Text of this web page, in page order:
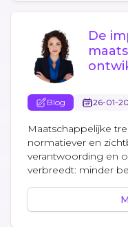
De
Blog 26-01-
Maatschappelijke
normatiever en
verantwoording en
verbreedt: minder